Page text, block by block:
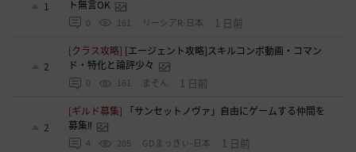
1
ト無言OK
0 161 リーシアR-日本 1 日前
2
[クラス攻略] [エージェント攻略]スキルコンボ動画・コマン
ド・特化と論評少々
0 161 まそん 1 日前
2
[ギルド募集]
「サンセットノヴァ」自由にゲームする仲間を
募集‼️
4 205 GDまっきぃ-日本 1 日前